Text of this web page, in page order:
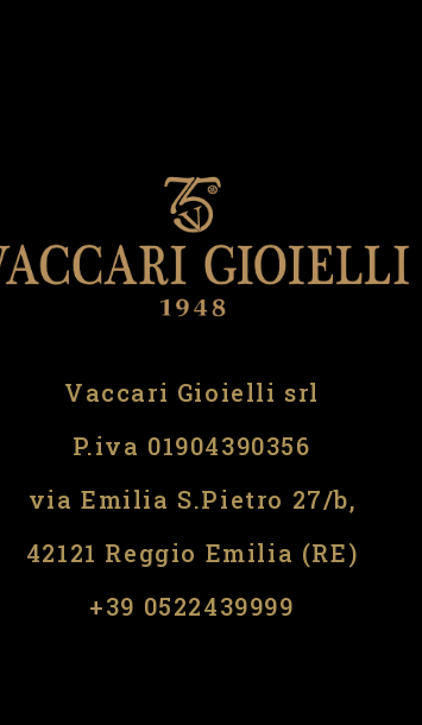
Vaccari Gioielli srl
P.iva 01904390356
via Emilia S.Pietro 27/b,
42121 Reggio Emilia (RE)
​​+39 0522439999